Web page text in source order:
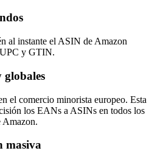
al instante el ASIN de Amazon
y GTIN.
globales
el comercio minorista europeo. Esta
los EANs a ASINs en todos los
Amazon.
masiva